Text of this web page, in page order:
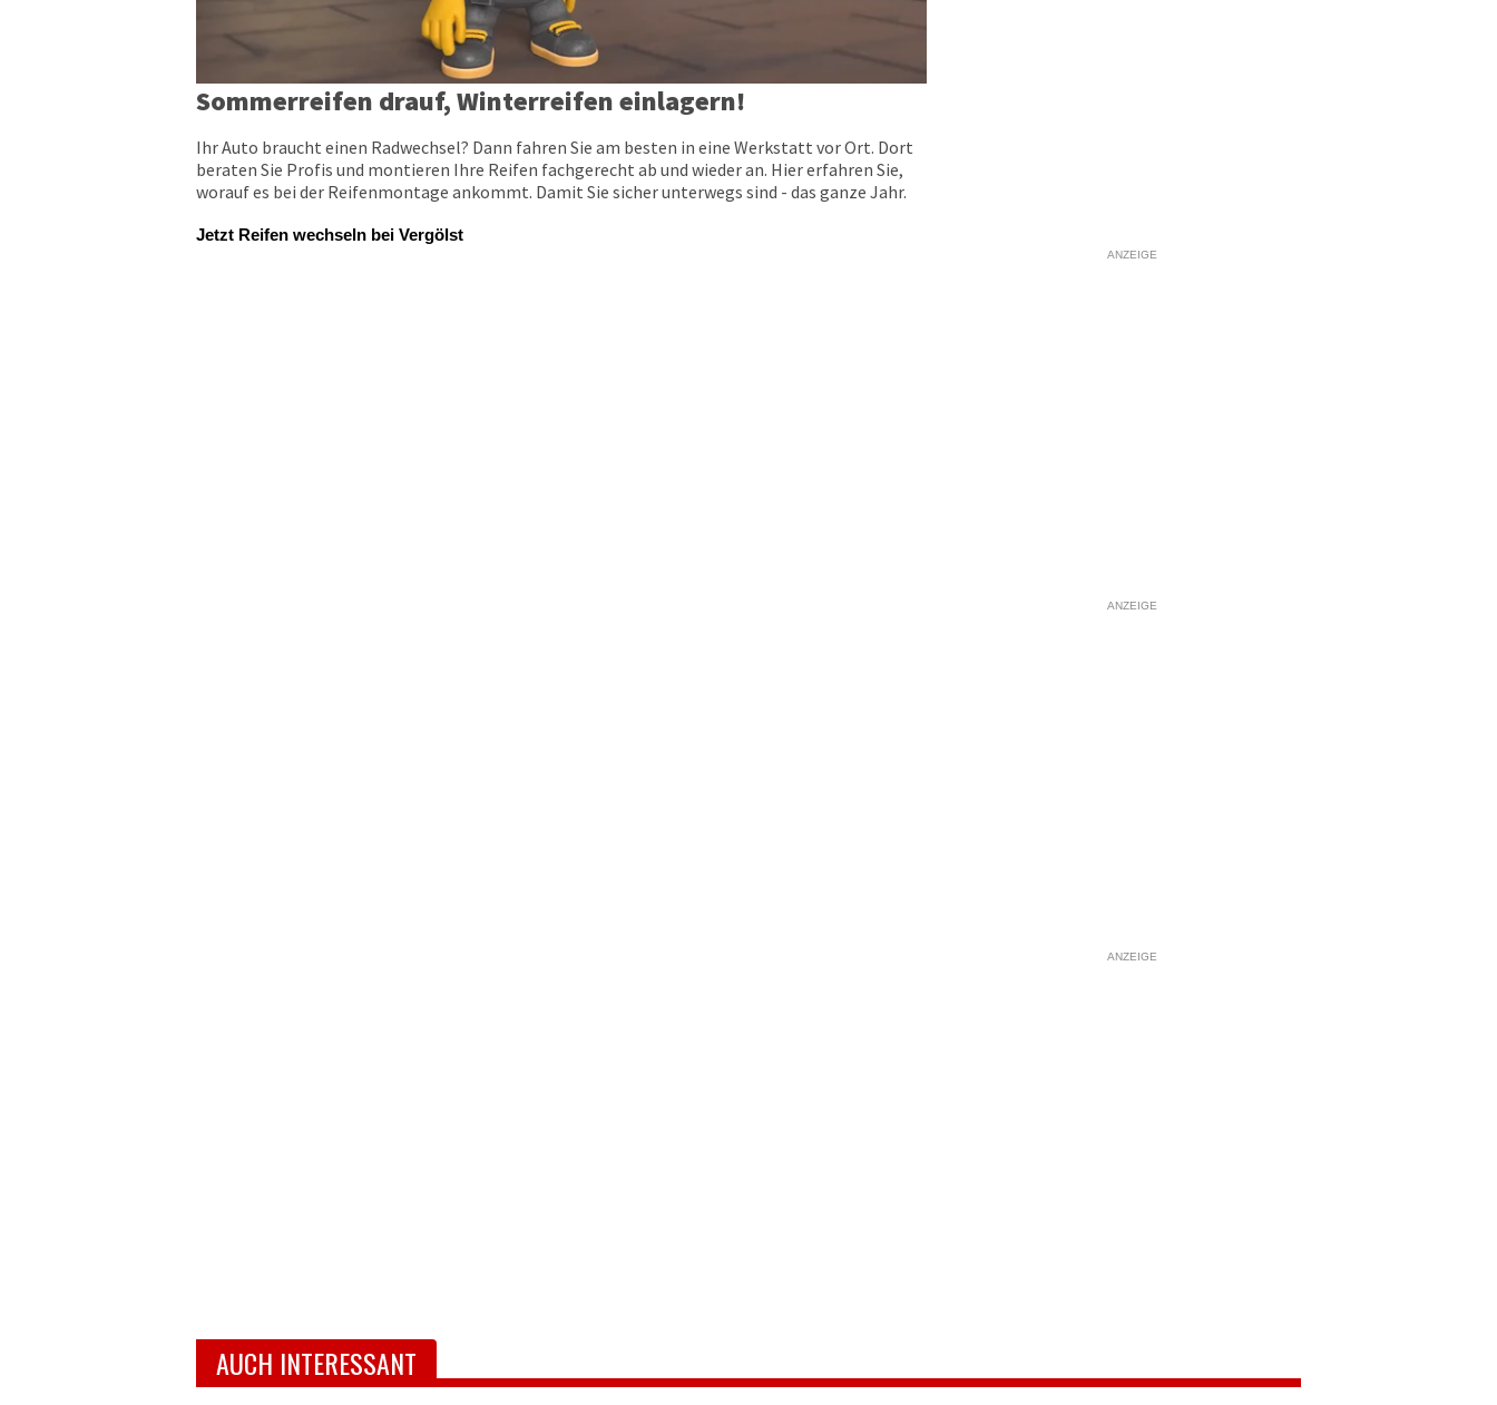
Sommerreifen drauf, Winterreifen einlagern!
Ihr Auto braucht einen Radwechsel? Dann fahren Sie am besten in eine Werkstatt vor Ort. Dort
beraten Sie Profis und montieren Ihre Reifen fachgerecht ab und wieder an. Hier erfahren Sie,
worauf es bei der Reifenmontage ankommt. Damit Sie sicher unterwegs sind - das ganze Jahr.
Jetzt Reifen wechseln bei Vergölst
ANZEIGE
ANZEIGE
ANZEIGE
AUCH INTERESSANT